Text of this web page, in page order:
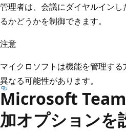
管理者は、会議にダイヤルイン
るかどうかを制御できます。
注意
マイクロソフトは機能を管理す
異なる可能性があります。
Microsoft
加オプションを